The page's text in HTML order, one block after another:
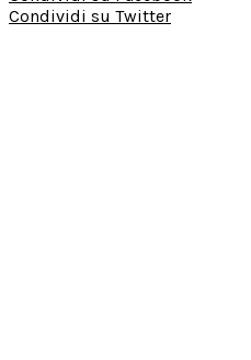
Condividi su Twitter